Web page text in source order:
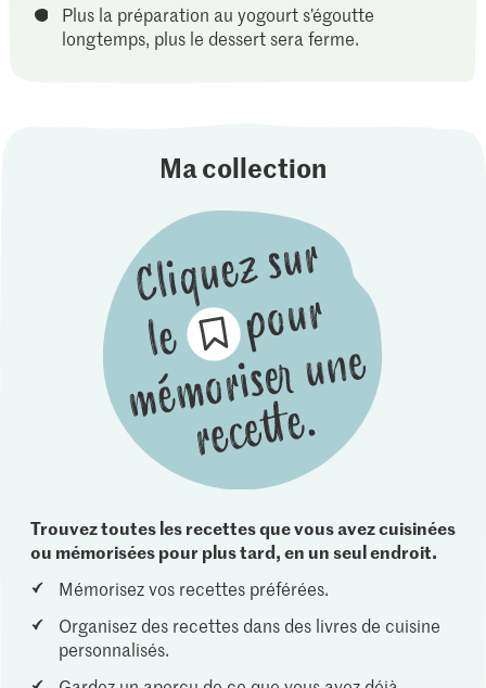
Plus la préparation au yogourt s’égoutte
longtemps, plus le dessert sera ferme.
Ma collection
Trouvez toutes les recettes que vous avez cuisinées
ou mémorisées pour plus tard, en un seul endroit.
Mémorisez vos recettes préférées.
Organisez des recettes dans des livres de cuisine
personnalisés.